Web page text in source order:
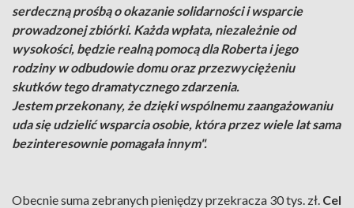
serdeczną prośbą o okazanie solidarności i wsparcie
prowadzonej zbiórki. Każda wpłata, niezależnie od
wysokości, będzie realną pomocą dla Roberta i jego
rodziny w odbudowie domu oraz przezwyciężeniu
skutków tego dramatycznego zdarzenia.
Jestem przekonany, że dzięki wspólnemu zaangażowaniu
uda się udzielić wsparcia osobie, która przez wiele lat sama
bezinteresownie pomagała innym".
Obecnie suma zebranych pieniędzy przekracza 30 tys. zł. Cel